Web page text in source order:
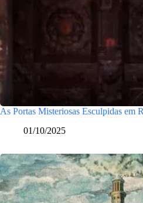
As Portas Misteriosas Esculpidas em
01/10/2025